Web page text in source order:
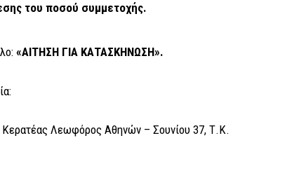
του ποσού συμμετοχής.
«ΑΙΤΗΣΗ ΓΙΑ ΚΑΤΑΣΚΗΝΩΣΗ».
Λεωφόρος Αθηνών – Σουνίου 37, Τ.Κ.